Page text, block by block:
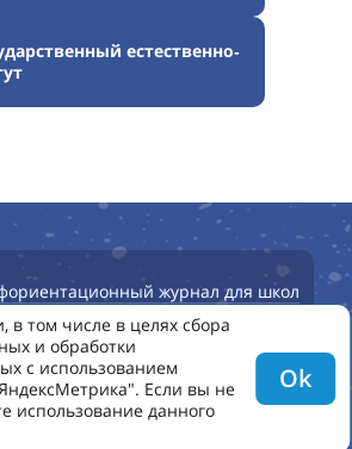
естественно‐
журнал для школ
РоссииПрофи в профиль Педагогам
ПрофурокОпыт детских садов
в том числе в целях сбора
и обработки
с использованием
Если вы не
использование данного
Ok